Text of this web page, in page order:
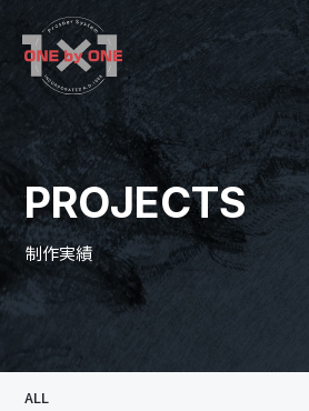
PROJECTS
制作実績
ALL